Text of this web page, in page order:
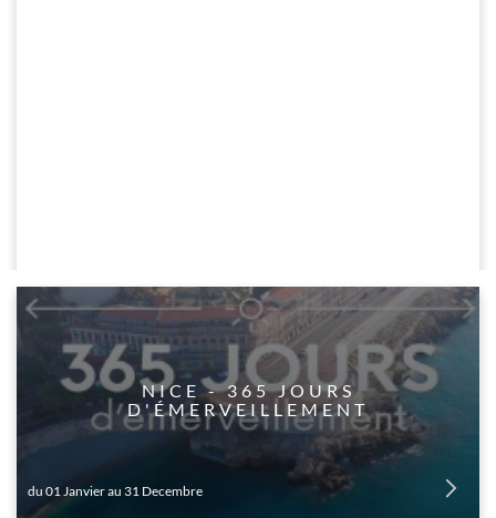
​NICE - 365 JOURS
D'ÉMERVEILLEMENT
du 01 Janvier au 31 Decembre